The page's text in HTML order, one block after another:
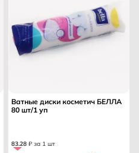
Ватные диски косметич БЕЛЛА
80 шт/1 уп
83.28 ₽ за 1 шт